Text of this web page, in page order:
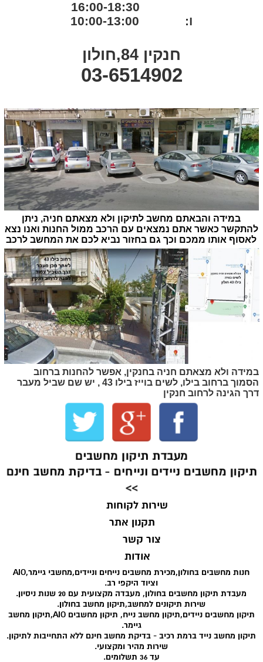
צור קשר
אודות
תקנון אתר
שירות לקוחות
חנות מחשבים בחולון,מכירת מחשבים נייחים וניידים,מחשבי גיימר,AIO
וציוד היקפי רב.
מעבדת תיקון מחשבים בחולון, מעבדה מקצועית עם 20 שנות ניסיון.
שירות תיקונים למחשב,תיקון מחשב בחולון.
תיקון מחשבים ניידים,תיקון מחשב נייח, תיקון מחשבים AIO,תיקון מחשב
גיימר.
תיקון מחשב נייד ברמת רכיב - בדיקת מחשב חינם ללא התחייבות לתיקון.
שירות מהיר ומקצועי.
עד 36 תשלומים.
מעבדת תיקון מחשבים
תיקון מחשבים ניידים ונייחים - בדיקת מחשב חינם
>>
במידה והבאתם מחשב לתיקון ולא מצאתם חניה, ניתן
להתקשר כאשר אתם נמצאים עם הרכב ממול החנות ואנו נצא
לאסוף אותו ממכם וכך גם בחזור נביא לכם את המחשב לרכב
במידה ולא מצאתם חניה בחנקין, אפשר להחנות ברחוב
הסמוך ברחוב בילו, לשים בוייז בילו 43 , יש שם שביל מעבר
דרך הגינה לרחוב חנקין
ו: 10:00-13:00
חנקין 84,חולון
03-6514902